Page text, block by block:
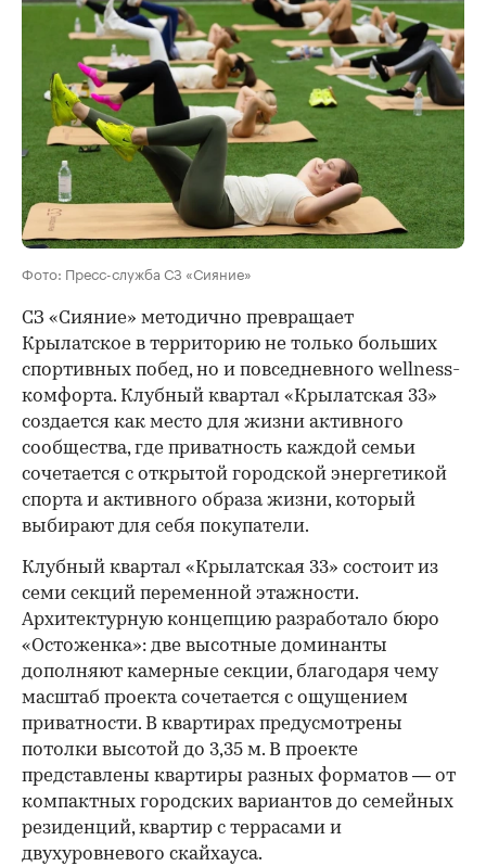
Фото: Пресс-служба СЗ «Сияние»
СЗ «Сияние» методично превращает
Крылатское в территорию не только больших
спортивных побед, но и повседневного wellness-
комфорта. Клубный квартал «Крылатская 33»
создается как место для жизни активного
сообщества, где приватность каждой семьи
сочетается с открытой городской энергетикой
спорта и активного образа жизни, который
выбирают для себя покупатели.
Клубный квартал «Крылатская 33» состоит из
семи секций переменной этажности.
Архитектурную концепцию разработало бюро
«Остоженка»: две высотные доминанты
дополняют камерные секции, благодаря чему
масштаб проекта сочетается с ощущением
приватности. В квартирах предусмотрены
потолки высотой до 3,35 м. В проекте
представлены квартиры разных форматов — от
компактных городских вариантов до семейных
резиденций, квартир с террасами и
двухуровневого скайхауса.